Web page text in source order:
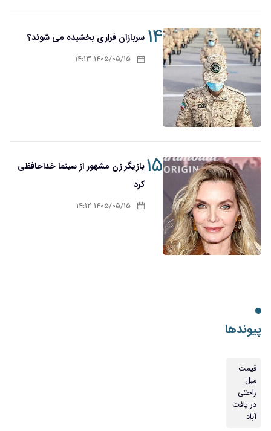
۱۴ سربازان فراری بخشیده می شوند؟
۱۴۰۵/۰۵/۱۵ ۱۴:۱۳
۱۵بازیگر زن مشهور از سینما خداحافظی
کرد
۱۴۰۵/۰۵/۱۵ ۱۴:۱۲
پیوندها
قیمت
مبل
راحتی
در یافت
آباد